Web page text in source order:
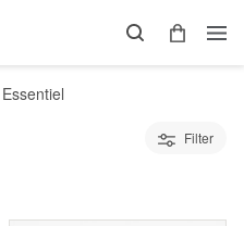
Essentiel
Filter